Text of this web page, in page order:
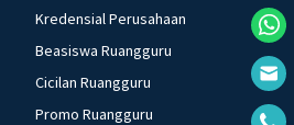
Kredensial Perusahaan
Beasiswa Ruangguru
Cicilan Ruangguru
Promo Ruangguru